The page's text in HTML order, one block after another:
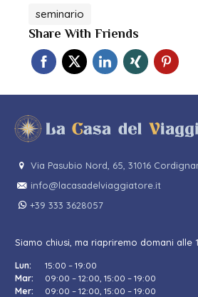
seminario
Share With Friends
Via Pasubio Nord, 65, 31016
info@lacasadelviaggiatore.it
+39 333 3628057
Siamo chiusi, ma riapriremo domani alle
Lun:
15:00 – 19:00
Mar:
09:00 – 12:00, 15:00 – 19:00
Mer:
09:00 – 12:00, 15:00 – 19:00